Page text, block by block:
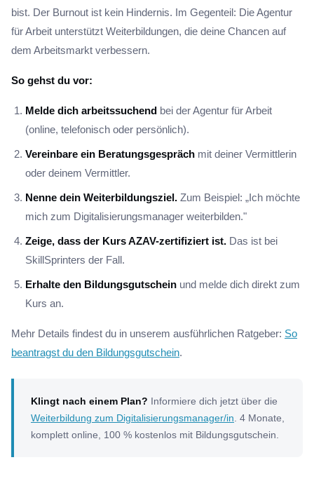
bist. Der Burnout ist kein Hindernis. Im Gegenteil: Die Agentur
für Arbeit unterstützt Weiterbildungen, die deine Chancen auf
dem Arbeitsmarkt verbessern.
So gehst du vor:
Melde dich arbeitssuchend bei der Agentur für Arbeit
(online, telefonisch oder persönlich).
Vereinbare ein Beratungsgespräch mit deiner Vermittlerin
oder deinem Vermittler.
Nenne dein Weiterbildungsziel. Zum Beispiel: „Ich möchte
mich zum Digitalisierungsmanager weiterbilden."
Zeige, dass der Kurs AZAV-zertifiziert ist. Das ist bei
SkillSprinters der Fall.
Erhalte den Bildungsgutschein und melde dich direkt zum
Kurs an.
Mehr Details findest du in unserem ausführlichen Ratgeber: So
beantragst du den Bildungsgutschein.
Klingt nach einem Plan? Informiere dich jetzt über die
Weiterbildung zum Digitalisierungsmanager/in . 4 Monate,
komplett online, 100 % kostenlos mit Bildungsgutschein.